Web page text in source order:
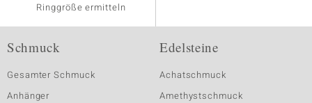
Ringgröße ermitteln
Schmuck
Gesamter Schmuck
Anhänger
Edelsteine
Achatschmuck
Amethystschmuck